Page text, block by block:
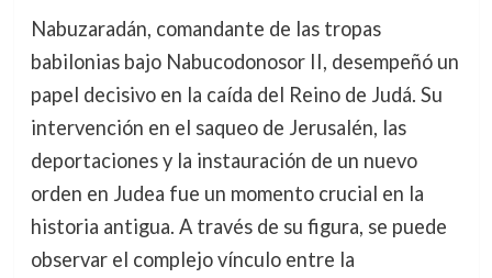
Nabuzaradán, comandante de las tropas
babilonias bajo Nabucodonosor II, desempeñó un
papel decisivo en la caída del Reino de Judá. Su
intervención en el saqueo de Jerusalén, las
deportaciones y la instauración de un nuevo
orden en Judea fue un momento crucial en la
historia antigua. A través de su figura, se puede
observar el complejo vínculo entre la